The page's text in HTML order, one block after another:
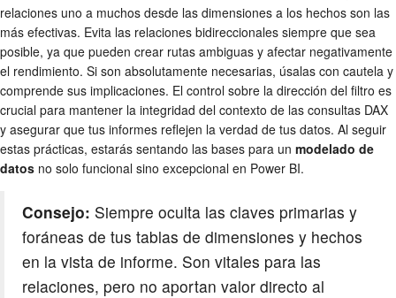
relaciones uno a muchos desde las dimensiones a los hechos son las
más efectivas. Evita las relaciones bidireccionales siempre que sea
posible, ya que pueden crear rutas ambiguas y afectar negativamente
el rendimiento. Si son absolutamente necesarias, úsalas con cautela y
comprende sus implicaciones. El control sobre la dirección del filtro es
crucial para mantener la integridad del contexto de las consultas DAX
y asegurar que tus informes reflejen la verdad de tus datos. Al seguir
estas prácticas, estarás sentando las bases para un modelado de
datos no solo funcional sino excepcional en Power BI.
Consejo: Siempre oculta las claves primarias y
foráneas de tus tablas de dimensiones y hechos
en la vista de informe. Son vitales para las
relaciones, pero no aportan valor directo al